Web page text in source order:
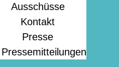
Ausschüsse
Kontakt
Presse
Pressemitteilungen